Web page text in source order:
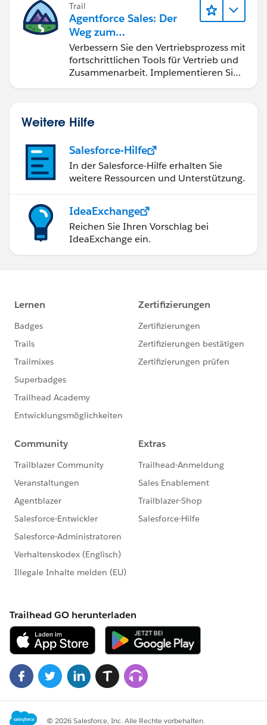
Trail
Agentforce Sales: Der
Weg zum
Vertriebsspezialisten
Verbessern Sie den Vertriebsprozess mit
fortschrittlichen Tools für Vertrieb und
Zusammenarbeit. Implementieren Sie
Weitere Hilfe
Salesforce-Hilfe
In der Salesforce-Hilfe erhalten Sie
weitere Ressourcen und Unterstützung.
IdeaExchange
Reichen Sie Ihren Vorschlag bei
IdeaExchange ein.